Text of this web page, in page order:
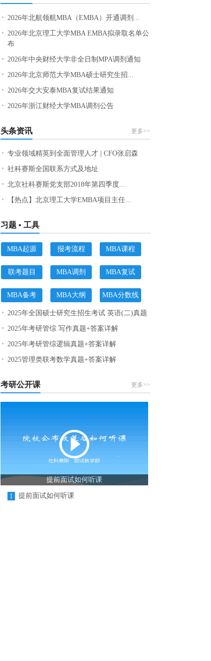
2026年北航领航MBA（EMBA）开通调剂...
2026年北京理工大学MBA EMBA拟录取名单公
布
2026年中央财经大学非全日制MPA调剂通知
2026年北京师范大学MBA硕士研究生招...
2026年交大安泰MBA复试结果通知
2026年浙江财经大学MBA调剂公告
头条资讯 更多>>
专业领域精英到全面管理人才 | CFO张启森
社科赛斯全国联系方式及地址
北京社科赛斯党支部2018年第四季度...
【热点】北京理工大学EMBA项目主任...
习题 • 工具
MBA起源 报考流程 MBA课程
联考题目 MBA调剂 MBA复试
MBA备考 MBA大纲 MBA分数线
2025年全国硕士研究生招生考试 英语(二)真题
2025年考研管综 写作真题+答案详解
2025年考研管综逻辑真题+答案详解
2025管理类联考数学真题+答案详解
考研公开课 更多>>
提前面试如何听课
1 提前面试如何听课